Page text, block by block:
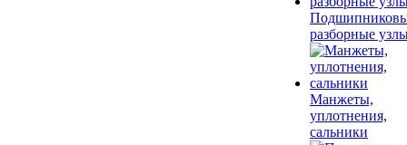
разборные
Манжеты,
уплотнения,
сальники